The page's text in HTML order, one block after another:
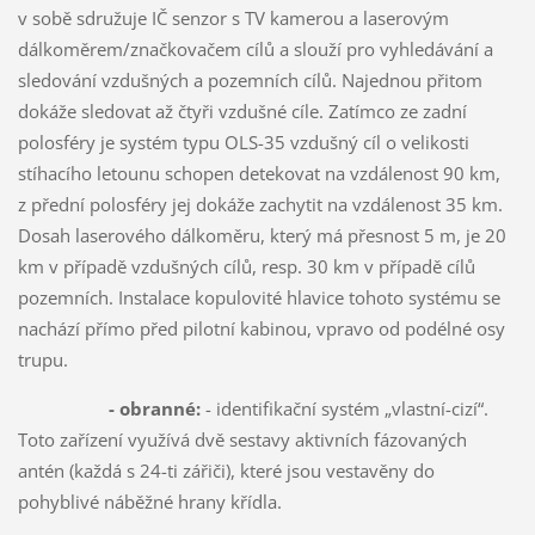
v sobě sdružuje IČ senzor s TV kamerou a laserovým
dálkoměrem/značkovačem cílů a slouží pro vyhledávání a
sledování vzdušných a pozemních cílů. Najednou přitom
dokáže sledovat až čtyři vzdušné cíle. Zatímco ze zadní
polosféry je systém typu OLS-35 vzdušný cíl o velikosti
stíhacího letounu schopen detekovat na vzdálenost 90 km,
z přední polosféry jej dokáže zachytit na vzdálenost 35 km.
Dosah laserového dálkoměru, který má přesnost 5 m, je 20
km v případě vzdušných cílů, resp. 30 km v případě cílů
pozemních. Instalace kopulovité hlavice tohoto systému se
nachází přímo před pilotní kabinou, vpravo od podélné osy
trupu.
- obranné:- identifikační systém „vlastní-cizí“.
Toto zařízení využívá dvě sestavy aktivních fázovaných
antén (každá s 24-ti zářiči), které jsou vestavěny do
pohyblivé náběžné hrany křídla.